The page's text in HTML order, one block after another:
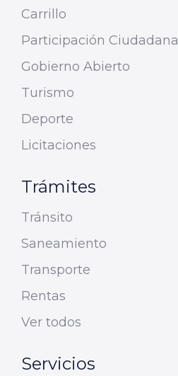
Carrillo
Participación Ciudadana
Gobierno Abierto
Turismo
Deporte
Licitaciones
Trámites
Tránsito
Saneamiento
Transporte
Rentas
Ver todos
Servicios